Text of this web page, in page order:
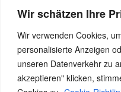
Wir schätzen Ihre
Wir verwenden Cookies,
personalisierte Anzeigen
unseren Datenverkehr zu
akzeptieren" klicken,
Dieser Eintrag wurde von
ein Lesezeichen für den
Datenschutz